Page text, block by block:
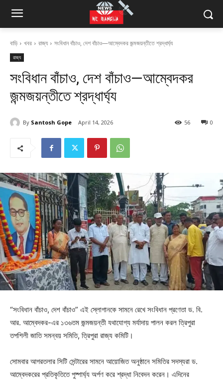
বাড়ি খবর রাজ্য সংবিধান বাঁচাও, দেশ বাঁচাও—আম্বেদকর জন্মজয়ন্তীতে শ্রদ্ধার্ঘ্য
রাজ্য
সংবিধান বাঁচাও, দেশ বাঁচাও—আম্বেদকর
জন্মজয়ন্তীতে শ্রদ্ধার্ঘ্য
By Santosh Gope April 14, 2026 0
56
“সংবিধান বাঁচাও, দেশ বাঁচাও” এই স্লোগানকে সামনে রেখে সংবিধান প্রণেতা ড. বি.
আর. আম্বেদকর-এর ১৩৬তম জন্মজয়ন্তী যথাযোগ্য মর্যাদায় পালন করল ত্রিপুরা
তপশিলী জাতি সমন্বয় সমিতি, ত্রিপুরা রাজ্য কমিটি।
সোমবার আগরতলার সিটি সেন্টারের সামনে আয়োজিত অনুষ্ঠানে সমিতির সদস্যরা ড.
আম্বেদকরের প্রতিকৃতিতে পুষ্পার্ঘ্য অর্পণ করে শ্রদ্ধা নিবেদন করেন। এদিনের